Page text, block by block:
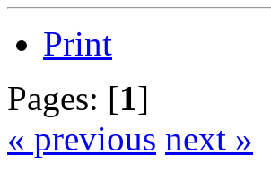
Print
Pages: [1]
« previous next »